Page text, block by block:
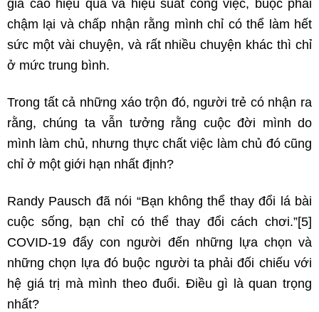
giá cao hiệu quả và hiệu suất công việc, buộc phải
chậm lại và chấp nhận rằng mình chỉ có thể làm hết
sức một vài chuyện, và rất nhiều chuyện khác thì chỉ
ở mức trung bình.
Trong tất cả những xáo trộn đó, người trẻ có nhận ra
rằng, chúng ta vẫn tưởng rằng cuộc đời mình do
mình làm chủ, nhưng thực chất việc làm chủ đó cũng
chỉ ở một giới hạn nhất định?
Randy Pausch đã nói “Bạn không thể thay đổi lá bài
cuộc sống, bạn chỉ có thể thay đổi cách chơi.”[5]
COVID-19 đẩy con người đến những lựa chọn và
những chọn lựa đó buộc người ta phải đối chiếu với
hệ giá trị mà mình theo đuổi. Điều gì là quan trọng
nhất?